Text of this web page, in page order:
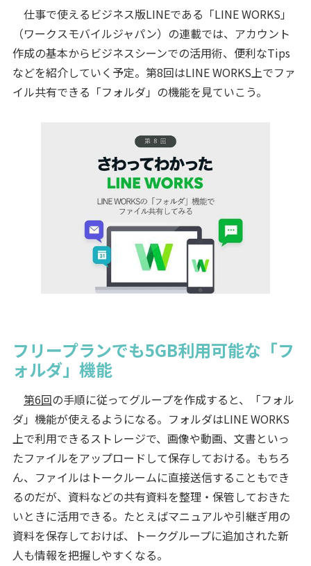
仕事で使えるビジネス版LINEである「LINE WORKS」
（ワークスモバイルジャパン）の連載では、アカウント
作成の基本からビジネスシーンでの活用術、便利なTips
などを紹介していく予定。第8回はLINE WORKS上でファ
イル共有できる「フォルダ」の機能を見ていこう。
フリープランでも5GB利用可能な「フ
ォルダ」機能
第6回の手順に従ってグループを作成すると、「フォル
ダ」機能が使えるようになる。フォルダはLINE WORKS
上で利用できるストレージで、画像や動画、文書といっ
たファイルをアップロードして保存しておける。もちろ
ん、ファイルはトークルームに直接送信することもでき
るのだが、資料などの共有資料を整理・保管しておきた
いときに活用できる。たとえばマニュアルや引継ぎ用の
資料を保存しておけば、トークグループに追加された新
人も情報を把握しやすくなる。